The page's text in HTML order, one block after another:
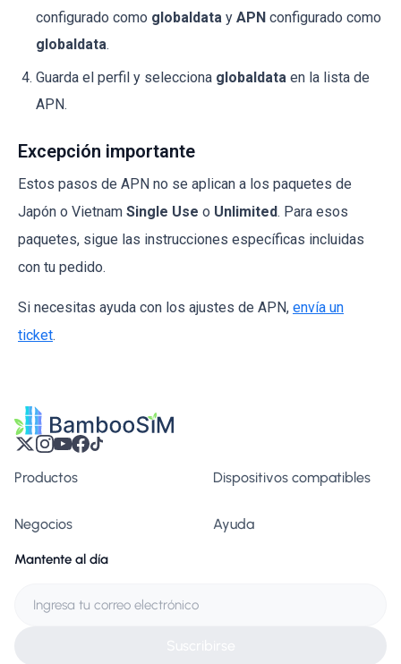
configurado como globaldata y APN configurado como
globaldata.
Guarda el perfil y selecciona globaldata en la lista de
APN.
Excepción importante
Estos pasos de APN no se aplican a los paquetes de
Japón o Vietnam Single Use o Unlimited. Para esos
paquetes, sigue las instrucciones específicas incluidas
con tu pedido.
Si necesitas ayuda con los ajustes de APN, envía un
ticket.
Productos Dispositivos compatibles
Negocios Ayuda
Mantente al día